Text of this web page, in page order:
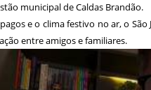
municipal de Caldas Brandão.
e o clima festivo no ar, o
entre amigos e familiares.